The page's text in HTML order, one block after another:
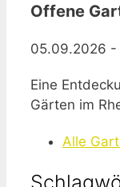
Offene
05.09.2026
Eine
Gärten im
Alle